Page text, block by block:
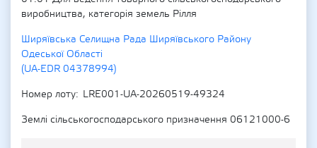
виробництва, категорія земель Рілля
Ширяївська Селищна Рада Ширяївського Району
Одеської Області
(UA-EDR 04378994)
Номер лоту
LRE001-UA-20260519-49324
Землі сільськогосподарського призначення 06121000-6